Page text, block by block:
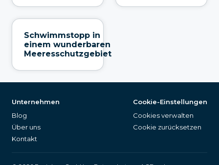
Schwimmstopp in
einem wunderbaren
Meeresschutzgebiet
Unternehmen
Blog
Über uns
Kontakt
Cookie-Einstellungen
Cookies verwalten
Cookie zurücksetzen